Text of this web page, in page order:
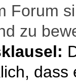
Forum
zu